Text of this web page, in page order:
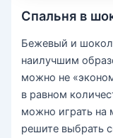
Спальня в
Бежевый и
наилучшим
можно не
в равном
можно играть на
решите выбрать